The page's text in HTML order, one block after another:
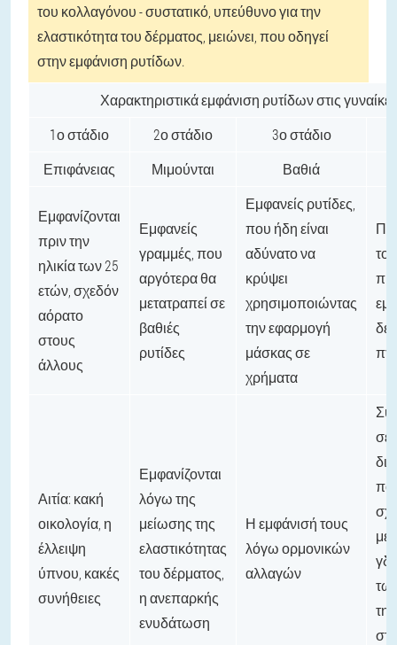
του κολλαγόνου - συστατικό, υπεύθυνο για την
ελαστικότητα του δέρματος, μειώνει, που οδηγεί
στην εμφάνιση ρυτίδων.
Χαρακτηριστικά εμφάνιση ρυτίδων στις γυναίκες
1ο στάδιο
2ο στάδιο 3ο στάδιο
Επιφάνειας
Μιμούνται Βαθιά
Εμφανίζονται
πριν την
ηλικία των 25
ετών, σχεδόν
αόρατο
στους
άλλους
Εμφανείς
γραμμές, που
αργότερα θα
μετατραπεί σε
βαθιές
ρυτίδες
Εμφανείς ρυτίδες,
που ήδη είναι
αδύνατο να
κρύψει
χρησιμοποιώντας
την εφαρμογή
μάσκας σε
χρήματα
το
Αιτία: κακή
οικολογία, η
έλλειψη
ύπνου, κακές
συνήθειες
Εμφανίζονται
λόγω της
μείωσης της
ελαστικότητας
του δέρματος,
η ανεπαρκής
ενυδάτωση
Η εμφάνισή τους
λόγω ορμονικών
αλλαγών
σε
με
στη